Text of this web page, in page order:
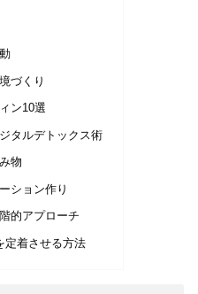
づくり
ン10選
タルデトックス術
物
ション作り
的アプローチ
定着させる方法